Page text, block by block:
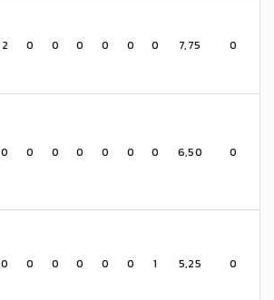
2 0 0 0 0 0 0 7,75 0
0 0 0 0 0 0 0 6,50 0
0 0 0 0 0 0 1 5,25 0